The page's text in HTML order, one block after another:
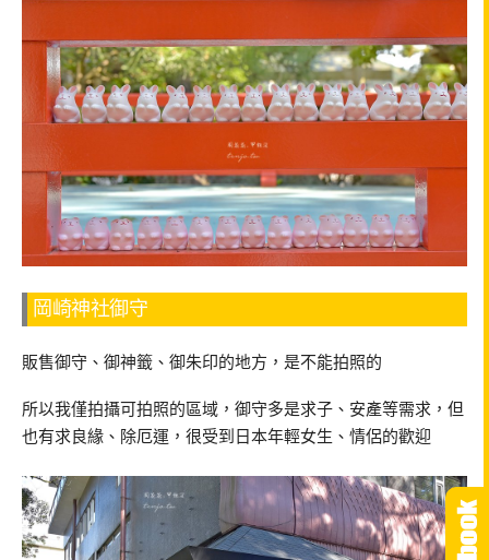
岡崎神社御守
販售御守、御神籤、御朱印的地方，是不能拍照的
所以我僅拍攝可拍照的區域，御守多是求子、安產等需求，但
也有求良緣、除厄運，很受到日本年輕女生、情侶的歡迎